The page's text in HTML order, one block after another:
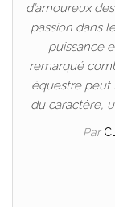
d’amoureux
passion dans
puissance
remarqué
équestre peut
du caractère,
Par